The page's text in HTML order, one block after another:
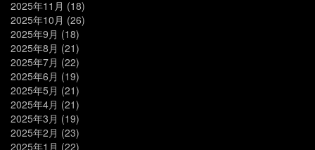
2025年11月 (18)
2025年10月 (26)
2025年9月 (18)
2025年8月 (21)
2025年7月 (22)
2025年6月 (19)
2025年5月 (21)
2025年4月 (21)
2025年3月 (19)
2025年2月 (23)
2025年1月 (22)